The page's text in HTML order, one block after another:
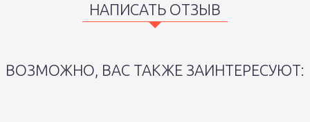
НАПИСАТЬ ОТЗЫВ
ВОЗМОЖНО, ВАС ТАКЖЕ ЗАИНТЕРЕСУЮТ: